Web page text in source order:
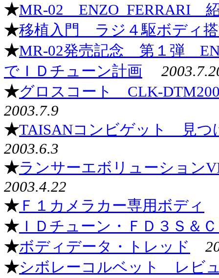
★MR-02 ENZO_FERRARI
★移植入門 ラジ４駆ボディ
★MR-02発売記念 第１弾
でＩＤチューン計画
★グロスコート CLK-
2003.7.9
★TAISANコンビゲット 見つ
2003.6.3
★ランサーエボリューション
2003.4.22
★ Ｆ１カメラカー専用ボディ
★ ＩＤチューン・ＦＤ３Ｓ＆
★ボディデータ・トレッド
★シボレーコルベット レビ